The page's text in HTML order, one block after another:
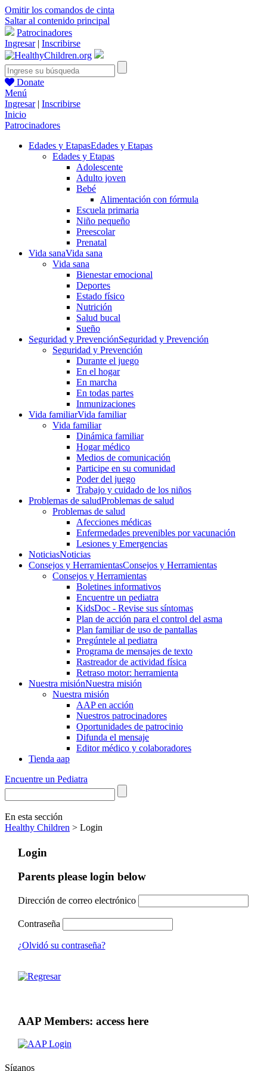
Omitir los comandos de cinta
Saltar al contenido principal
Patrocinadores
Ingresar| Inscribirse
Donate
Menú
Ingresar| Inscribirse
Inicio
Patrocinadores
Edades y EtapasEdades y Etapas
Edades y Etapas
Adolescente
Adulto joven
Bebé
Alimentación con fórmula
Escuela primaria
Niño pequeño
Preescolar
Prenatal
Vida sanaVida sana
Vida sana
Bienestar emocional
Deportes
Estado físico
Nutrición
Salud bucal
Sueño
Seguridad y PrevenciónSeguridad y Prevención
Seguridad y Prevención
Durante el juego
En el hogar
En marcha
En todas partes
Inmunizaciones
Vida familiarVida familiar
Vida familiar
Dinámica familiar
Hogar médico
Medios de comunicación
Participe en su comunidad
Poder del juego
Trabajo y cuidado de los niños
Problemas de saludProblemas de salud
Problemas de salud
Afecciones médicas
Enfermedades prevenibles por vacunación
Lesiones y Emergencias
NoticiasNoticias
Consejos y HerramientasConsejos y Herramientas
Consejos y Herramientas
Boletines informativos
Encuentre un pediatra
KidsDoc - Revise sus síntomas
Plan de acción para el control del asma
Plan familiar de uso de pantallas
Pregúntele al pediatra
Programa de mensajes de texto
Rastre​​ador de activida​d física
Retraso motor: herramienta
Nuestra misiónNuestra misión
Nuestra misión
AAP en acción
Nuestros patrocinadores
Oportunidades de patrocinio
Difunda el mensaje
Editor médico y colaboradores
Tienda aap
Encuentre un Pediatra
En esta sección
Healthy Children > Login
Login
Parents please login below
Dirección de correo electrónico
Contraseña
¿Olvidó su contraseña?
AAP Members: access here
Síganos